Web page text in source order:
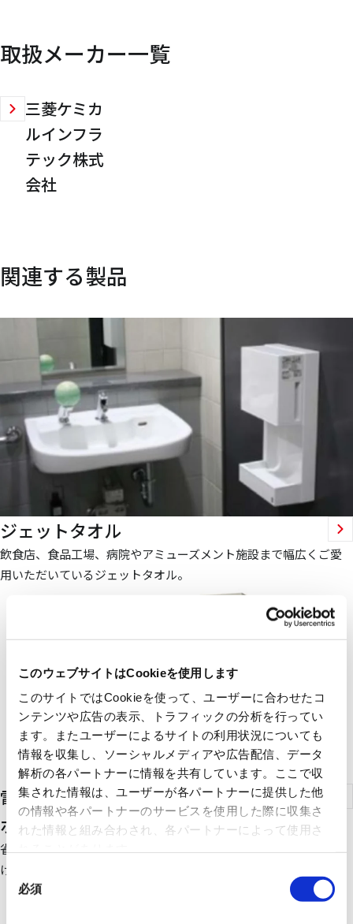
このウェブサイトはCookieを使用します
このサイトではCookieを使って、ユーザーに合わせたコ
ンテンツや広告の表示、トラフィックの分析を行ってい
ます。またユーザーによるサイトの利用状況についても
情報を収集し、ソーシャルメディアや広告配信、データ
解析の各パートナーに情報を共有しています。ここで収
集された情報は、ユーザーが各パートナーに提供した他
の情報や各パートナーのサービスを使用した際に収集さ
れた情報と組み合わされ、各パートナーによって使用さ
同
必須
取扱メーカー一覧
三菱ケミカ
ルインフラ
テック株式
会社
関連する製品
ジェットタオル
飲食店、食品工場、病院やアミューズメント施設まで幅広くご愛
用いただいているジェットタオル。
電気給湯機（エコキュート）、ダイヤ
ホット
省エネ性に優れた「ヒートポンプ式」エコキュートの為、わき上
げには少ない電気で高効率な運転が可能です。